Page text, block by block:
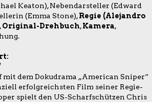
Keaton), Nebendarsteller (Edward
(Emma Stone),Regie (Alejandro
,Original-Drehbuch,Kamera,
dem Dokudrama „American Sniper“
erfolgreichsten Film seiner Regie-
spielt den US-Scharfschützen Chris